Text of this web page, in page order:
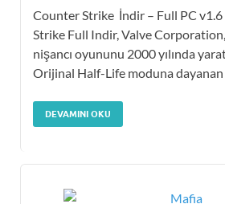
Counter Strike İndir – Full PC
Strike Full Indir, Valve
nişancı oyununu 2000 yılında
Orijinal Half-Life moduna
DEVAMINI OKU